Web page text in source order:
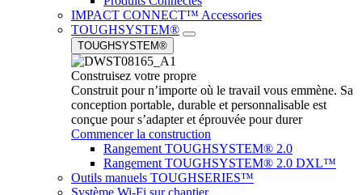
IMPACT CONNECT™ Accessories
TOUGHSYSTEM®
TOUGHSYSTEM®
Construisez votre propre
Construit pour n’importe où le travail vous emmène. Sa
conception portable, durable et personnalisable est
conçue pour s’adapter et éprouvée pour durer
Commencer la construction
Rangement TOUGHSYSTEM® 2.0
Rangement TOUGHSYSTEM® 2.0 DXL™
Outils manuels TOUGHSERIES™
Système Wi-Fi sur chantier